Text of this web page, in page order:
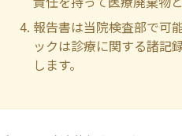
報告書は当院検査部で可
ックは診療に関する諸記
します。